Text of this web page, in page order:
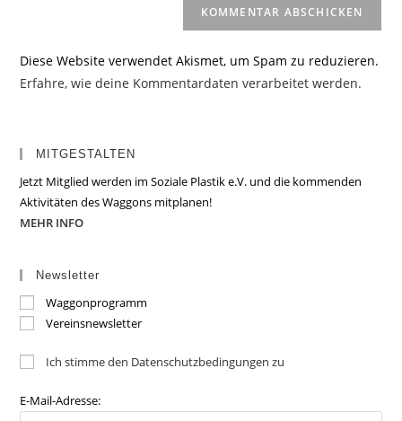
Diese Website verwendet Akismet, um Spam zu reduzieren.
Erfahre, wie deine Kommentardaten verarbeitet werden.
MITGESTALTEN
Jetzt Mitglied werden im Soziale Plastik e.V. und die kommenden
Aktivitäten des Waggons mitplanen!
MEHR INFO
Newsletter
Waggonprogramm
Vereinsnewsletter
Ich stimme den Datenschutzbedingungen zu
E-Mail-Adresse: